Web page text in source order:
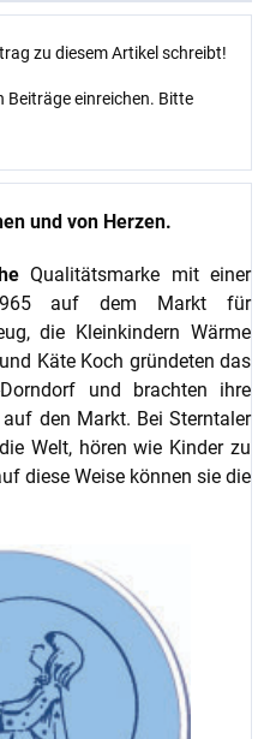
zu diesem Artikel schreibt!
Beiträge einreichen. Bitte
und von Herzen.
Qualitätsmarke mit einer
auf dem Markt für
die Kleinkindern Wärme
Käte Koch gründeten das
und brachten ihre
den Markt. Bei Sterntaler
Welt, hören wie Kinder zu
diese Weise können sie die